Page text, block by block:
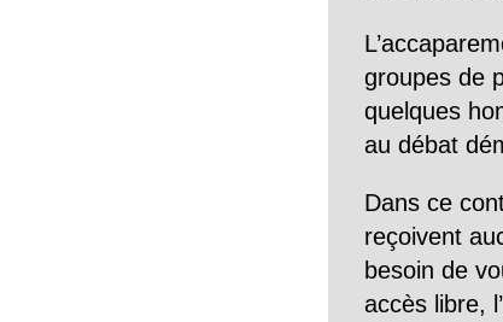
groupes de
quelques
au débat
Dans ce
reçoivent
besoin de
accès libre,